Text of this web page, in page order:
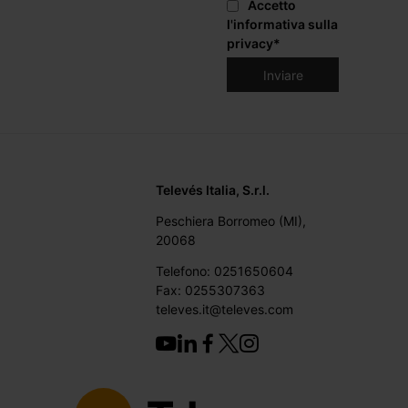
Accetto
l'informativa sulla
privacy*
Televés Italia, S.r.l.
Peschiera Borromeo (MI),
20068
Telefono: 0251650604
Fax: 0255307363
televes.it@televes.com